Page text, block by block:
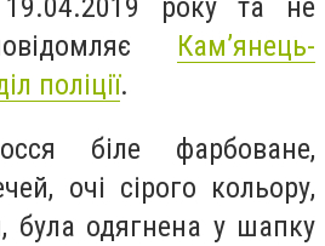
Кам’янець-
поліції.
біле фарбоване,
очі сірого кольору,
була одягнена у шапку